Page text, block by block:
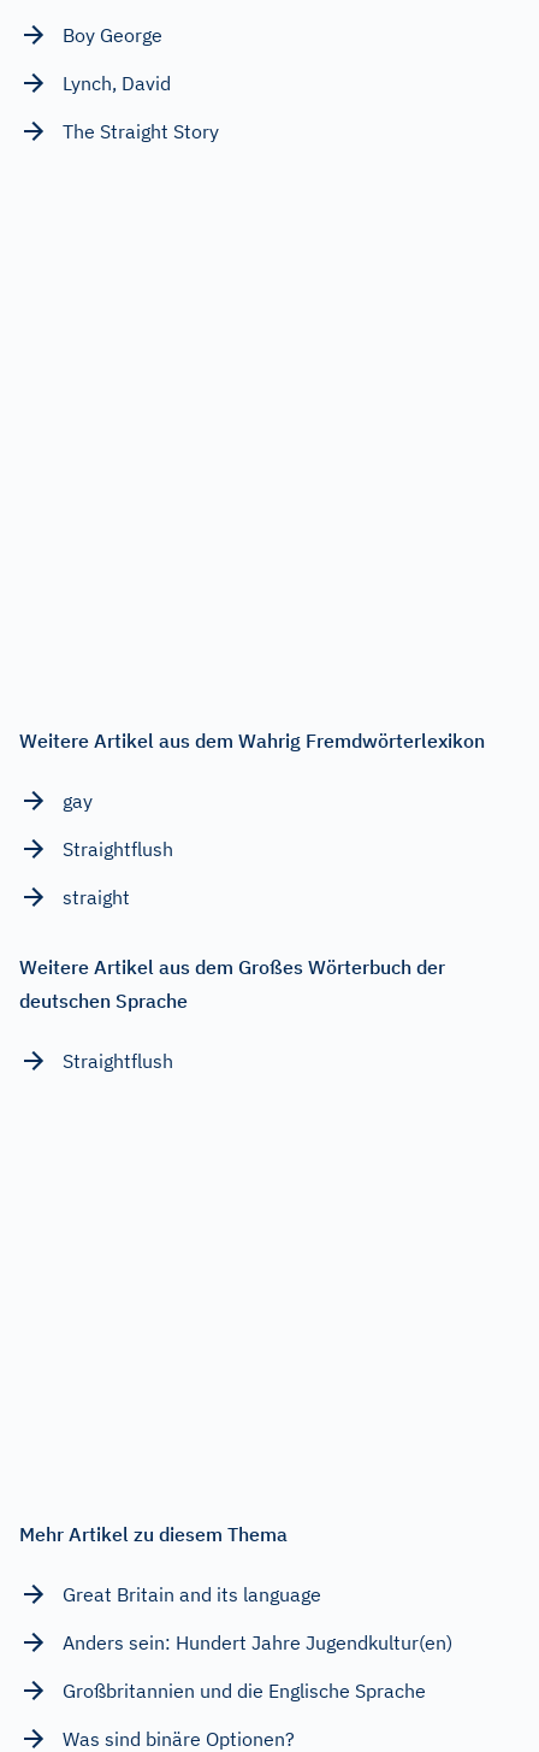
Boy George
Lynch, David
The Straight Story
Weitere Artikel aus dem Wahrig Fremdwörterlexikon
gay
Straightflush
straight
Weitere Artikel aus dem Großes Wörterbuch der
deutschen Sprache
Straightflush
Mehr Artikel zu diesem Thema
Great Britain and its language
Anders sein: Hundert Jahre Jugendkultur(en)
Großbritannien und die Englische Sprache
Was sind binäre Optionen?